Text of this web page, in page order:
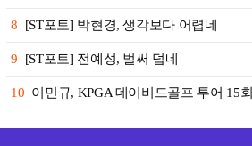
8 [ST포토] 박현경, 생각보다 어렵네
9 [ST포토] 전예성, 벌써 덥네
10 이민규, KPGA 데이비드골프 투어 15